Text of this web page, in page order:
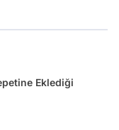
Eklediği